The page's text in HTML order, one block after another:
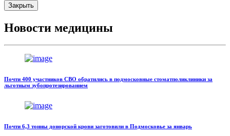
Закрыть
Новости медицины
Почти 400 участников СВО обратились в подмосковные стоматполиклиники за
льготным зубопротезированием
Почти 6,3 тонны донорской крови заготовили в Подмосковье за январь